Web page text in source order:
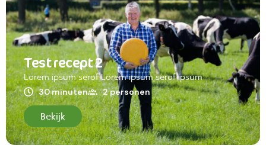
Test recept 2
Lorem ipsum serof Lorem ipsum serof ipsum
30 minuten
2 personen
Bekijk